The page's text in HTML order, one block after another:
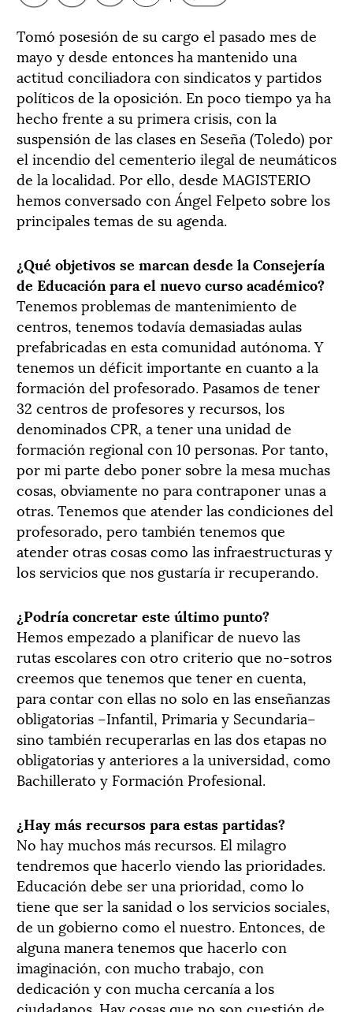
Tomó posesión de su cargo el pasado mes de
mayo y desde entonces ha mantenido una
actitud conciliadora con sindicatos y partidos
políticos de la oposición. En poco tiempo ya ha
hecho frente a su primera crisis, con la
suspensión de las clases en Seseña (Toledo) por
el incendio del cementerio ilegal de neumáticos
de la localidad. Por ello, desde MAGISTERIO
hemos conversado con Ángel Felpeto sobre los
principales temas de su agenda.
¿Qué objetivos se marcan desde la Consejería
de Educación para el nuevo curso académico?
Tenemos problemas de mantenimiento de
centros, tenemos todavía demasiadas aulas
prefabricadas en esta comunidad autónoma. Y
tenemos un déficit importante en cuanto a la
formación del profesorado. Pasamos de tener
32 centros de profesores y recursos, los
denominados CPR, a tener una unidad de
formación regional con 10 personas. Por tanto,
por mi parte debo poner sobre la mesa muchas
cosas, obviamente no para contraponer unas a
otras. Tenemos que atender las condiciones del
profesorado, pero también tenemos que
atender otras cosas como las infraestructuras y
los servicios que nos gustaría ir recuperando.
¿Podría concretar este último punto?
Hemos empezado a planificar de nuevo las
rutas escolares con otro criterio que no-sotros
creemos que tenemos que tener en cuenta,
para contar con ellas no solo en las enseñanzas
obligatorias –Infantil, Primaria y Secundaria–
sino también recuperarlas en las dos etapas no
obligatorias y anteriores a la universidad, como
Bachillerato y Formación Profesional.
¿Hay más recursos para estas partidas?
No hay muchos más recursos. El milagro
tendremos que hacerlo viendo las prioridades.
Educación debe ser una prioridad, como lo
tiene que ser la sanidad o los servicios sociales,
de un gobierno como el nuestro. Entonces, de
alguna manera tenemos que hacerlo con
imaginación, con mucho trabajo, con
dedicación y con mucha cercanía a los
ciudadanos. Hay cosas que no son cuestión de